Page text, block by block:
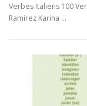
Verbes Italiens 100
Ramirez Karina …